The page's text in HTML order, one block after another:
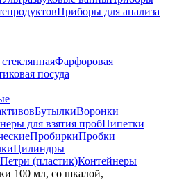
Приборы для анализа
Фарфоровая
посуда
БутылкиВоронки
для взятия пробПипетки
ПробиркиПробки
Цилиндры
(пластик)Контейнеры
100 мл, со шкалой,